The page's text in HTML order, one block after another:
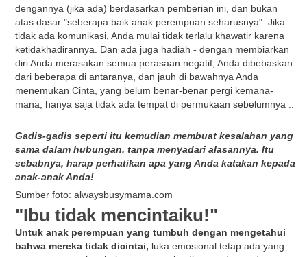
dengannya (jika ada) berdasarkan pemberian ini, dan bukan
atas dasar "seberapa baik anak perempuan seharusnya". Jika
tidak ada komunikasi, Anda mulai tidak terlalu khawatir karena
ketidakhadirannya. Dan ada juga hadiah - dengan membiarkan
diri Anda merasakan semua perasaan negatif, Anda dibebaskan
dari beberapa di antaranya, dan jauh di bawahnya Anda
menemukan Cinta, yang belum benar-benar pergi kemana-
mana, hanya saja tidak ada tempat di permukaan sebelumnya ..
.
Gadis-gadis seperti itu kemudian membuat kesalahan yang
sama dalam hubungan, tanpa menyadari alasannya. Itu
sebabnya, harap perhatikan apa yang Anda katakan kepada
anak-anak Anda!
Sumber foto: alwaysbusymama.com
"Ibu tidak mencintaiku!"
Untuk anak perempuan yang tumbuh dengan mengetahui
bahwa mereka tidak dicintai, luka emosional tetap ada yang